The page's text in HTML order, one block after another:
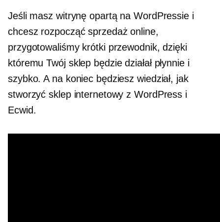
Jeśli masz witrynę opartą na WordPressie i
chcesz rozpocząć sprzedaż online,
przygotowaliśmy krótki przewodnik, dzięki
któremu Twój sklep będzie działał płynnie i
szybko. A na koniec będziesz wiedział, jak
stworzyć sklep internetowy z WordPress i
Ecwid.